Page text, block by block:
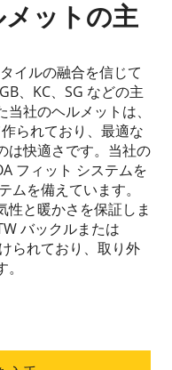
ットの主
イルの融合を信じて
、KC、SG などの主
社のヘルメットは、
られており、最適な
は快適さです。当社の
フィット システムを
ムを備えています。
性と暖かさを保証しま
バックルまたは
られており、取り外